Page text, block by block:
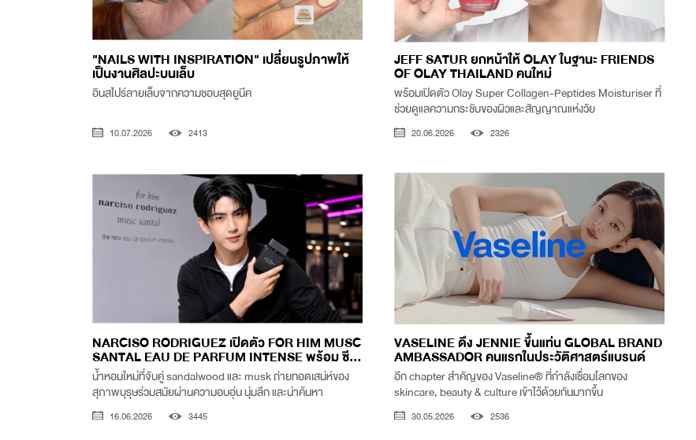
"NAILS WITH INSPIRATION" เปลี่ยนรูปภาพให้
เป็นงานศิลปะบนเล็บ
อินสไปร์ลายเล็บจากความชอบสุดยูนีค
10.07.2026 2413
JEFF SATUR ยกหน้าให้ OLAY ในฐานะ FRIENDS
OF OLAY THAILAND คนใหม่
พร้อมเปิดตัว Olay Super Collagen-Peptides Moisturiser ที่
ช่วยดูแลความกระชับของผิวและสัญญาณแห่งวัย
20.06.2026 2326
NARCISO RODRIGUEZ เปิดตัว FOR HIM MUSC
SANTAL EAU DE PARFUM INTENSE พร้อม ซี...
น้ำหอมใหม่ที่จับคู่ sandalwood และ musk ถ่ายทอดเสน่ห์ของ
สุภาพบุรุษร่วมสมัยผ่านความอบอุ่น นุ่มลึก และน่าค้นหา
16.06.2026 3445
VASELINE ดึง JENNIE ขึ้นแท่น GLOBAL BRAND
AMBASSADOR คนแรกในประวัติศาสตร์แบรนด์
อีก chapter สำคัญของ Vaseline® ที่กำลังเชื่อมโลกของ
skincare, beauty & culture เข้าไว้ด้วยกันมากขึ้น
30.05.2026 2536